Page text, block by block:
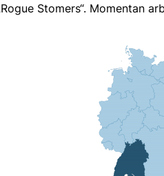
Stomers“. Momentan